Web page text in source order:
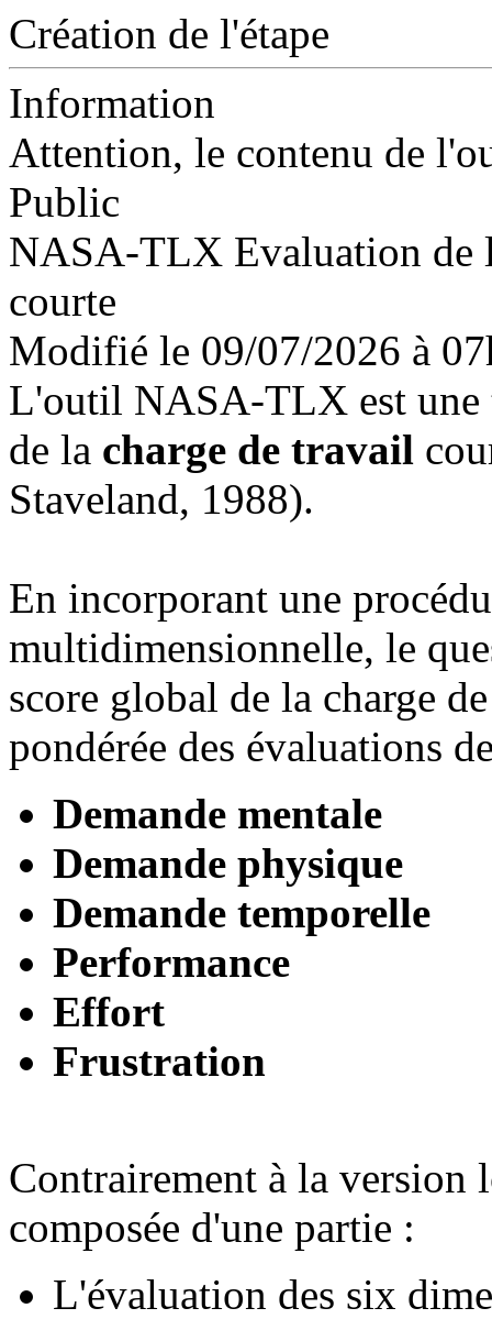
Création de l'étape
Information
Attention, le contenu de
Public
NASA-TLX Evaluation de
courte
Modifié le 09/07/2026 à
L'outil NASA-TLX est une
de la charge de travail
Staveland, 1988).
En incorporant une
multidimensionnelle, le
score global de la charge
pondérée des évaluations
Demande mentale
Demande physique
Demande temporelle
Performance
Effort
Frustration
Contrairement à la version
composée d'une partie :
L'évaluation des six